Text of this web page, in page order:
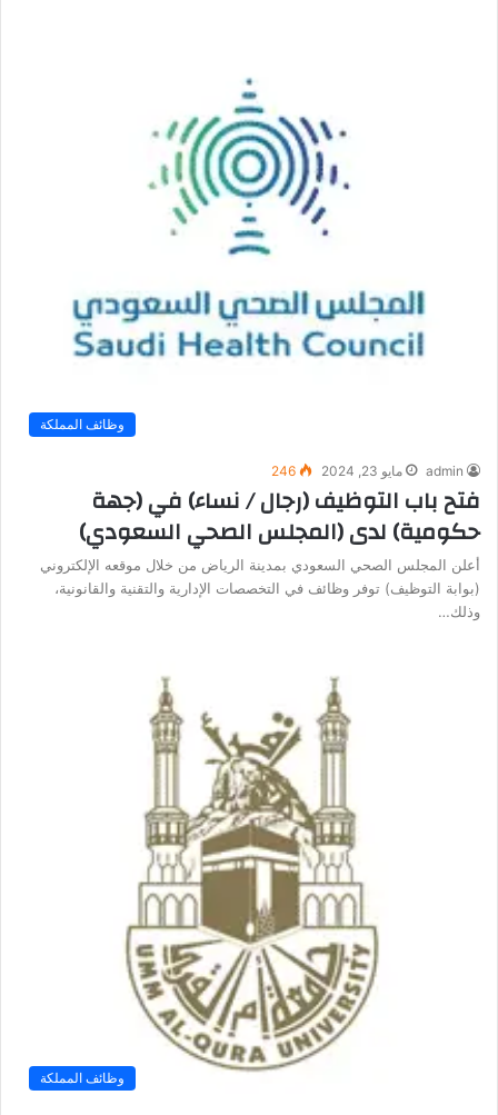
وظائف المملكة
admin مايو 23, 2024 246
فتح باب التوظيف (رجال / نساء) في (جهة
حكومية) لدى (المجلس الصحي السعودي)
أعلن المجلس الصحي السعودي بمدينة الرياض من خلال موقعه الإلكتروني
(بوابة التوظيف) توفر وظائف في التخصصات الإدارية والتقنية والقانونية،
وذلك…
وظائف المملكة